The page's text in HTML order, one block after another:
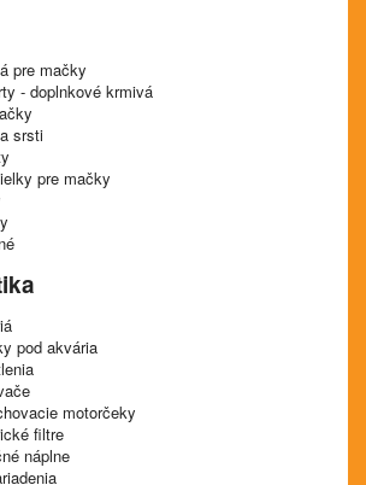
pre mačky
- doplnkové krmivá
srsti
pre mačky
pod akvária
motorčeky
filtre
náplne